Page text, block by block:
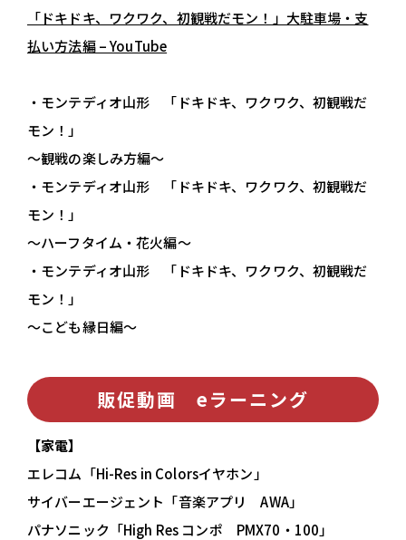
「ドキドキ、ワクワク、初観戦だモン！」大駐車場・支
払い方法編 – YouTube
・モンテディオ山形 「ドキドキ、ワクワク、初観戦だ
モン！」
～観戦の楽しみ方編～
・モンテディオ山形 「ドキドキ、ワクワク、初観戦だ
モン！」
～ハーフタイム・花火編～
・モンテディオ山形 「ドキドキ、ワクワク、初観戦だ
モン！」
～こども縁日編～
販促動画 eラーニング
【家電】
エレコム「Hi-Res in Colorsイヤホン」
サイバーエージェント「音楽アプリ AWA」
パナソニック「High Res コンポ PMX70・100」